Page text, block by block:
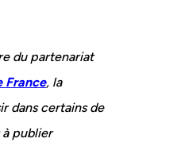
du partenariat
France, la
dans certains de
à publier